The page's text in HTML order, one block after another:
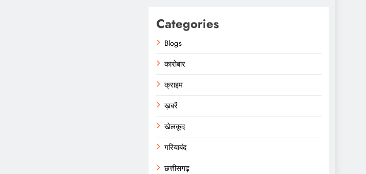
Categories
Blogs
कारोबार
क्राइम
ख़बरें
खेलकूद
गरियाबंद
छत्तीसगढ़